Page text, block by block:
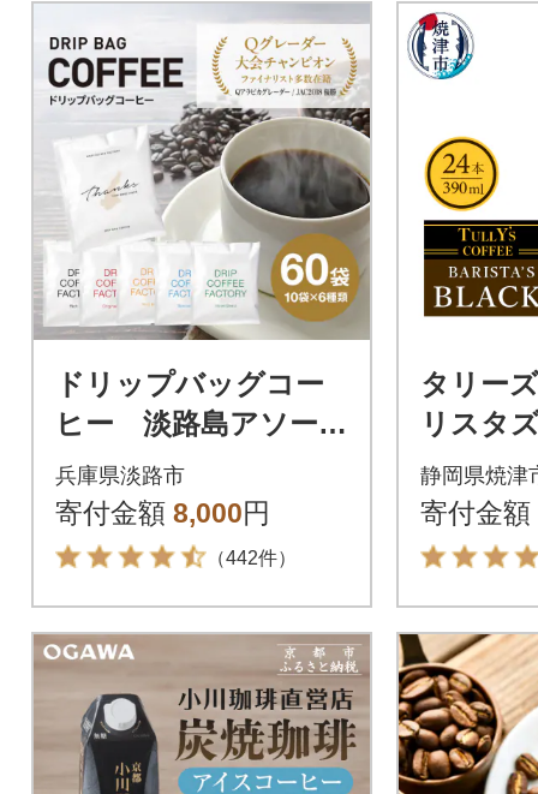
ドリップバッグコー
ヒー 淡路島アソート
セット 6種 60袋
飲み比べ ドリップ
バッグ at14609
兵庫県淡路市
寄付金額 8,000円
（442件）
タリー
リスタ
静岡県焼津
寄付金額